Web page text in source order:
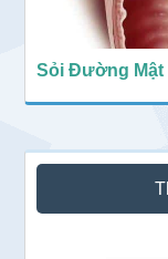
Sỏi Đường Mật